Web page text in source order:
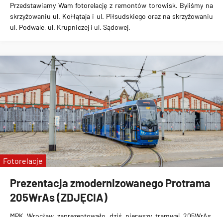
Przedstawiamy Wam fotorelację z remontów torowisk. Byliśmy na
skrzyżowaniu ul. Kołłątaja i ul. Piłsudskiego oraz na skrzyżowaniu
ul. Podwale, ul. Krupniczej i ul. Sądowej.
Prezentacja zmodernizowanego Protrama
205WrAs (ZDJĘCIA)
Fotorelacje